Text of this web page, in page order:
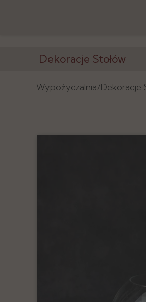
Dekoracje Stołów
Wazony i StojakiDekoracje
Wypożyczalnia/